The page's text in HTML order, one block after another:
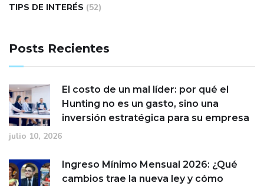
TIPS DE INTERÉS (52)
Posts Recientes
El costo de un mal líder: por qué el
Hunting no es un gasto, sino una
inversión estratégica para su empresa
julio 10, 2026
Ingreso Mínimo Mensual 2026: ¿Qué
cambios trae la nueva ley y cómo